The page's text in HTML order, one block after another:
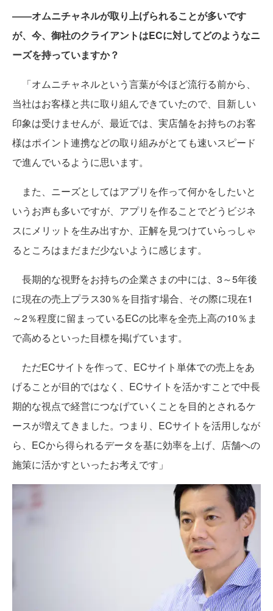
――オムニチャネルが取り上げられることが多いです
が、今、御社のクライアントはECに対してどのようなニ
ーズを持っていますか？
「オムニチャネルという言葉が今ほど流行る前から、
当社はお客様と共に取り組んできていたので、目新しい
印象は受けませんが、最近では、実店舗をお持ちのお客
様はポイント連携などの取り組みがとても速いスピード
で進んでいるように思います。
また、ニーズとしてはアプリを作って何かをしたいと
いうお声も多いですが、アプリを作ることでどうビジネ
スにメリットを生み出すか、正解を見つけていらっしゃ
るところはまだまだ少ないように感じます。
長期的な視野をお持ちの企業さまの中には、3～5年後
に現在の売上プラス30％を目指す場合、その際に現在1
～2％程度に留まっているECの比率を全売上高の10％ま
で高めるといった目標を掲げています。
ただECサイトを作って、ECサイト単体での売上をあ
げることが目的ではなく、ECサイトを活かすことで中長
期的な視点で経営につなげていくことを目的とされるケ
ースが増えてきました。つまり、ECサイトを活用しなが
ら、ECから得られるデータを基に効率を上げ、店舗への
施策に活かすといったお考えです」